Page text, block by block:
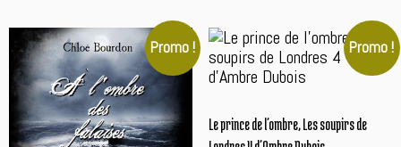
Promo ! Promo !
Le prince de l’ombre, Les soupirs de